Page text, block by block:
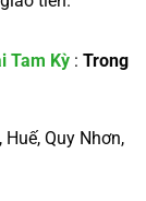
Tam Kỳ : Trong
Quy Nhơn,